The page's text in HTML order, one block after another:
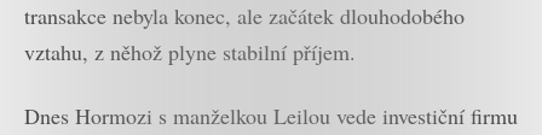
transakce nebyla konec, ale začátek dlouhodobého
vztahu, z něhož plyne stabilní příjem.
Dnes Hormozi s manželkou Leilou vede investiční firmu